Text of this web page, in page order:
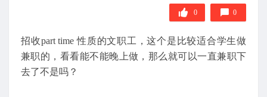
0 0
招收part time 性质的文职工，这个是比较适合学生做
兼职的，看看能不能晚上做，那么就可以一直兼职下
去了不是吗？